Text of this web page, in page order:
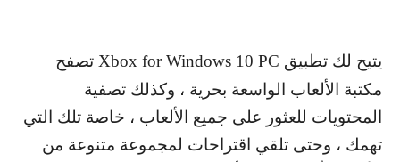
يتيح لك تطبيق Xbox for Windows 10 PC تصفح
مكتبة الألعاب الواسعة بحرية ، وكذلك تصفية
المحتويات للعثور على جميع الألعاب ، خاصة تلك التي
تهمك ، وحتى تلقي اقتراحات لمجموعة متنوعة من